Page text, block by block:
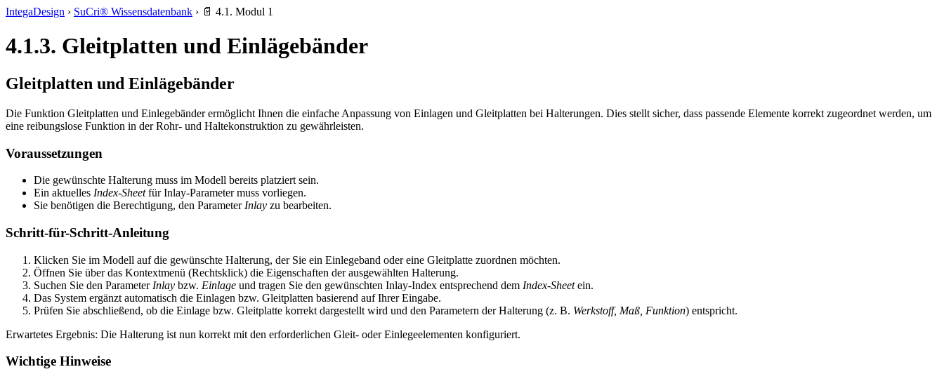
IntegaDesign › SuCri® Wissensdatenbank › 📄 4.1. Modul 1
4.1.3. Gleitplatten und Einlägebänder
Gleitplatten und Einlägebänder
Die Funktion Gleitplatten und Einlegebänder ermöglicht Ihnen die einfache Anpassung von Einlagen und Gleitplatten bei Halterungen. Dies stellt sicher, dass passende Elemente korrekt zugeordnet werden, um
eine reibungslose Funktion in der Rohr- und Haltekonstruktion zu gewährleisten.
Voraussetzungen
Die gewünschte Halterung muss im Modell bereits platziert sein.
Ein aktuelles Index-Sheetfür Inlay-Parameter muss vorliegen.
Sie benötigen die Berechtigung, den Parameter Inlay zu bearbeiten.
Schritt-für-Schritt-Anleitung
Klicken Sie im Modell auf die gewünschte Halterung, der Sie ein Einlegeband oder eine Gleitplatte zuordnen möchten.
Öffnen Sie über das Kontextmenü (Rechtsklick) die Eigenschaften der ausgewählten Halterung.
Suchen Sie den Parameter Inlay bzw. Einlage und tragen Sie den gewünschten Inlay-Index entsprechend dem Index-Sheetein.
Das System ergänzt automatisch die Einlagen bzw. Gleitplatten basierend auf Ihrer Eingabe.
Prüfen Sie abschließend, ob die Einlage bzw. Gleitplatte korrekt dargestellt wird und den Parametern der Halterung (z. B. Werkstoff, Maß, Funktion) entspricht.
Erwartetes Ergebnis: Die Halterung ist nun korrekt mit den erforderlichen Gleit- oder Einlegeelementen konfiguriert.
Wichtige Hinweise